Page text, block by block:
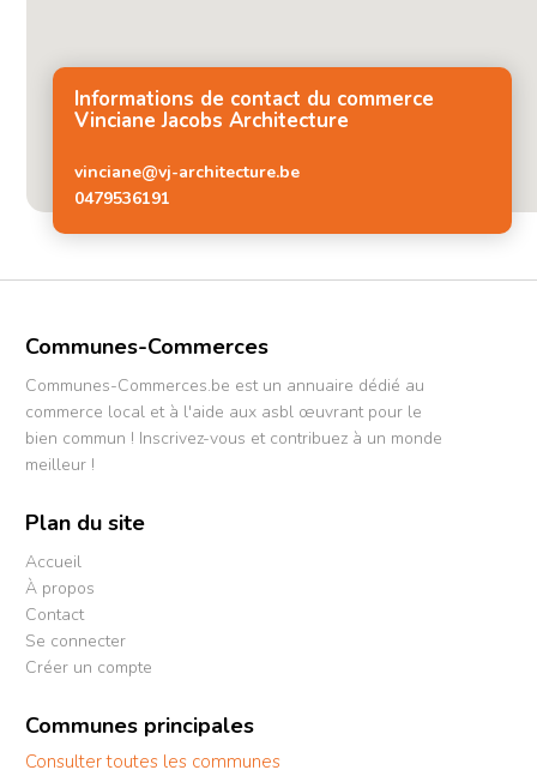
Informations de contact du commerce
Vinciane Jacobs Architecture
vinciane@vj-architecture.be
0479536191
Communes-Commerces
Communes-Commerces.be est un annuaire dédié au
commerce local et à l'aide aux asbl œuvrant pour le
bien commun ! Inscrivez-vous et contribuez à un monde
meilleur !
Plan du site
Accueil
À propos
Contact
Se connecter
Créer un compte
Communes principales
Consulter toutes les communes